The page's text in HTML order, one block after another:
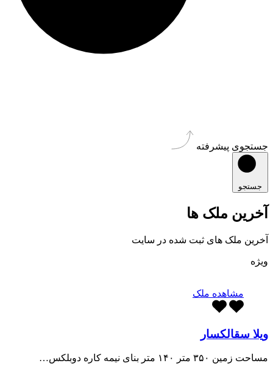
جستجوی پیشرفته
جستجو
آخرین ملک ها
آخرین ملک های ثبت شده در سایت
ویژه
مشاهده ملک
ویلا سقالکسار
مساحت زمین ۳۵۰ متر ۱۴۰ متر بنای نیمه کاره دوبلکس…